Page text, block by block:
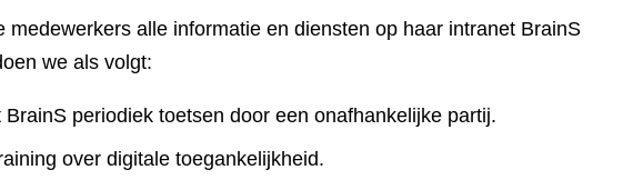
medewerkers alle informatie en diensten op haar intranet BrainS
we als volgt:
periodiek toetsen door een onafhankelijke partij.
over digitale toegankelijkheid.